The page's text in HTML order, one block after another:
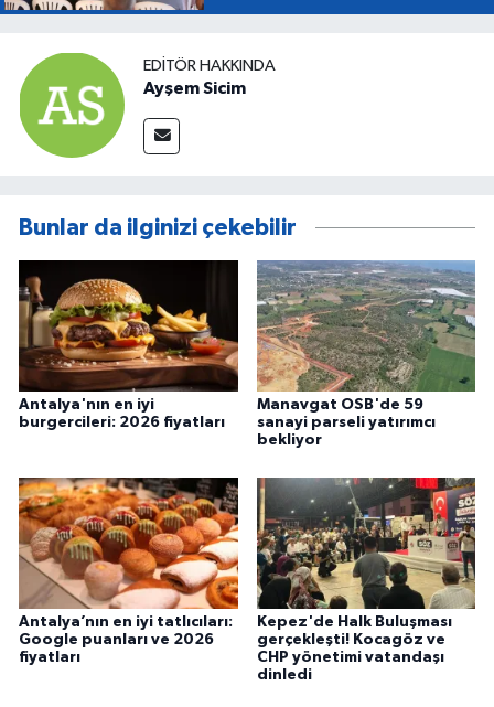
EDITÖR HAKKINDA
Ayşem Sicim
Bunlar da ilginizi çekebilir
Antalya'nın en iyi
burgercileri: 2026 fiyatları
Manavgat OSB'de 59
sanayi parseli yatırımcı
bekliyor
Antalya’nın en iyi tatlıcıları:
Google puanları ve 2026
fiyatları
Kepez'de Halk Buluşması
gerçekleşti! Kocagöz ve
CHP yönetimi vatandaşı
dinledi